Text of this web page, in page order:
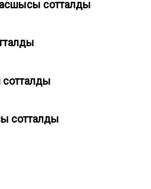
сотталды
сотталды